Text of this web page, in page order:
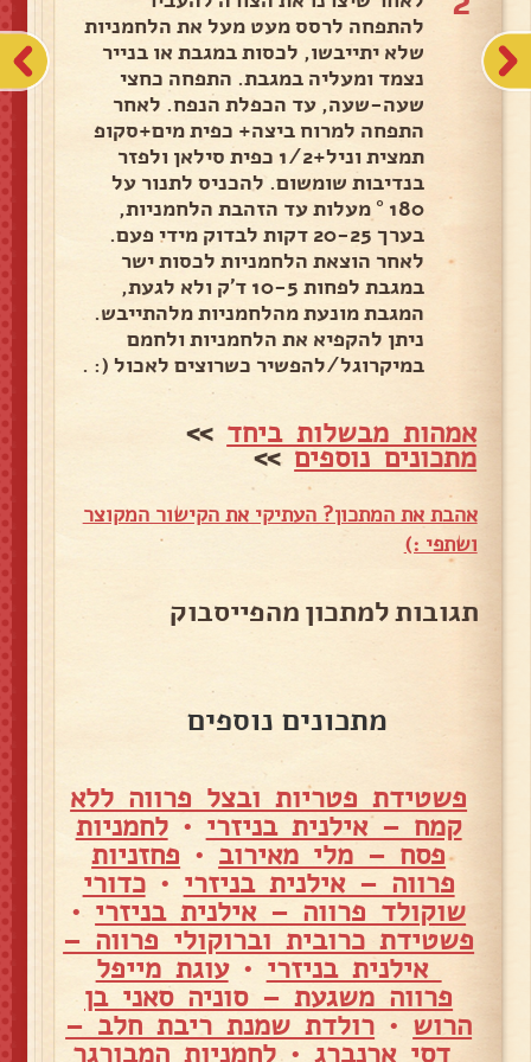
להתפחה לרסס מעט מעל את הלחמניות
שלא יתייבשו, לכסות במגבת או בנייר
נצמד ומעליה במגבת. התפחה כחצי
שעה-שעה, עד הכפלת הנפח. לאחר
התפחה למרוח ביצה+ כפית מים+סקופ
תמצית וניל+1/2 כפית סילאן ולפזר
בנדיבות שומשום. להכניס לתנור על
180 ° מעלות עד הזהבת הלחמניות,
בערך 20-25 דקות לבדוק מידי פעם.
לאחר הוצאת הלחמניות לכסות ישר
במגבת לפחות 10-5 ד'ק ולא לגעת,
המגבת מונעת מהלחמניות מלהתייבש.
ניתן להקפיא את הלחמניות ולחמם
במיקרוגל/להפשיר כשרוצים לאכול (: .
אמהות מבשלות ביחד >>
מתכונים נוספים>>
אהבת את המתכון? העתיקי את הקישור המקוצר
ושתפי :)
תגובות למתכון מהפייסבוק
מתכונים נוספים
פשטידת פטריות ובצל פרווה ללא
קמח – אילנית בניזרי •לחמניות
פסח – מלי מאירוב • פחזניות
פרווה – אילנית בניזרי •כדורי
שוקולד פרווה – אילנית בניזרי •
פשטידת כרובית וברוקולי פרווה –
אילנית בניזרי •עוגת מייפל
פרווה משגעת – סוניה סאני בן
הרוש • רולדת שמנת ריבת חלב –
דסי ארנברג•לחמניות המבורגר